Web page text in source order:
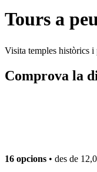
Tours a
Visita temples històrics
Comprova la
16 opcions • des de